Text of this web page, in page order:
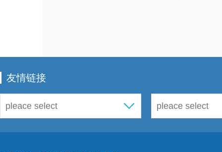
友情链接